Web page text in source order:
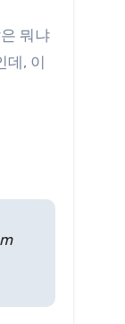
뭐냐
, 이